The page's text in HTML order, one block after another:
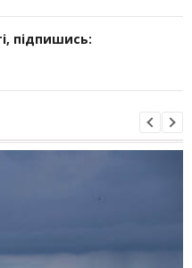
підпишись: